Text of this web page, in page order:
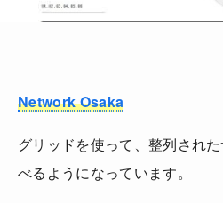
Network Osaka
グリッドを使って、整列され
べるようになっています。